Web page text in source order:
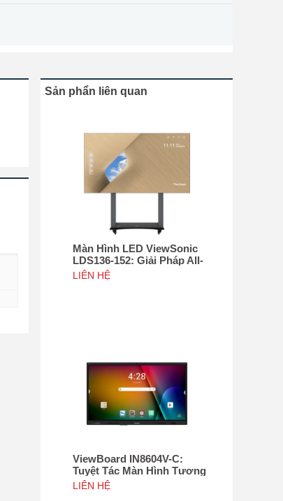
Sản phẩn liên quan
Màn Hình LED ViewSonic
LDS136-152: Giải Pháp All-
in-One Di Động Hàng Đầu
LIÊN HỆ
ViewBoard IN8604V-C:
Tuyệt Tác Màn Hình Tương
Tác 86", Tích hợp camera
4K độ phân giải 50MP, NFC
LIÊN HỆ